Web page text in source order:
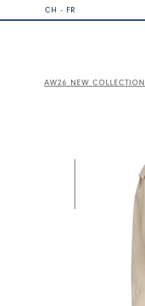
CH - FR
AW26 NEW COLLECTION